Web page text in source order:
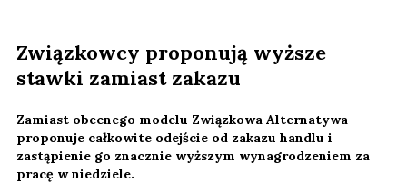
Związkowcy proponują wyższe
stawki zamiast zakazu
Zamiast obecnego modelu Związkowa Alternatywa
proponuje całkowite odejście od zakazu handlu i
zastąpienie go znacznie wyższym wynagrodzeniem za
pracę w niedziele.